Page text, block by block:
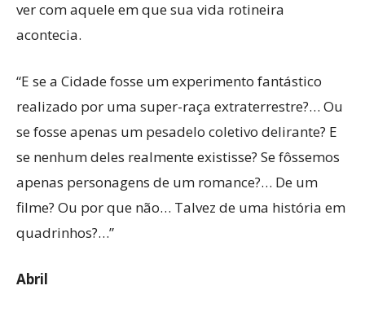
ver com aquele em que sua vida rotineira
acontecia.
“E se a Cidade fosse um experimento fantástico
realizado por uma super-raça extraterrestre?… Ou
se fosse apenas um pesadelo coletivo delirante? E
se nenhum deles realmente existisse? Se fôssemos
apenas personagens de um romance?… De um
filme? Ou por que não… Talvez de uma história em
quadrinhos?…”
Abril